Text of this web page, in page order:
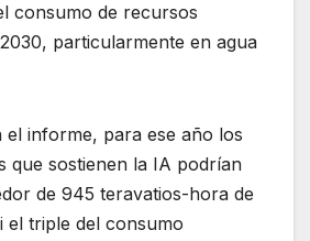
consumo de recursos
particularmente en agua
el informe, para ese año los
que sostienen la IA podrían
de 945 teravatios-hora de
el triple del consumo